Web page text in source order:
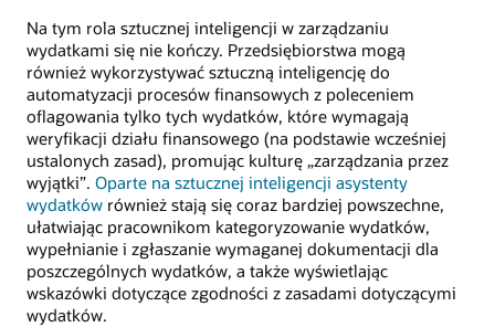
Na tym rola sztucznej inteligencji w zarządzaniu
wydatkami się nie kończy. Przedsiębiorstwa mogą
również wykorzystywać sztuczną inteligencję do
automatyzacji procesów finansowych z poleceniem
oflagowania tylko tych wydatków, które wymagają
weryfikacji działu finansowego (na podstawie wcześniej
ustalonych zasad), promując kulturę „zarządzania przez
wyjątki”. Oparte na sztucznej inteligencji asystenty
wydatków również stają się coraz bardziej powszechne,
ułatwiając pracownikom kategoryzowanie wydatków,
wypełnianie i zgłaszanie wymaganej dokumentacji dla
poszczególnych wydatków, a także wyświetlając
wskazówki dotyczące zgodności z zasadami dotyczącymi
wydatków.